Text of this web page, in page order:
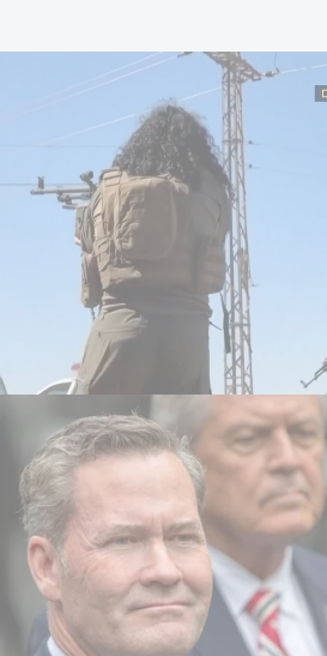
מ', מכוח ההגמ"ר שחיסל את
פה מאז תחילת המלחמה, מסביב
רבה"
לשעבר של ארצות הברית, מייקל
אונר"א, האו"ם אולי ידע על